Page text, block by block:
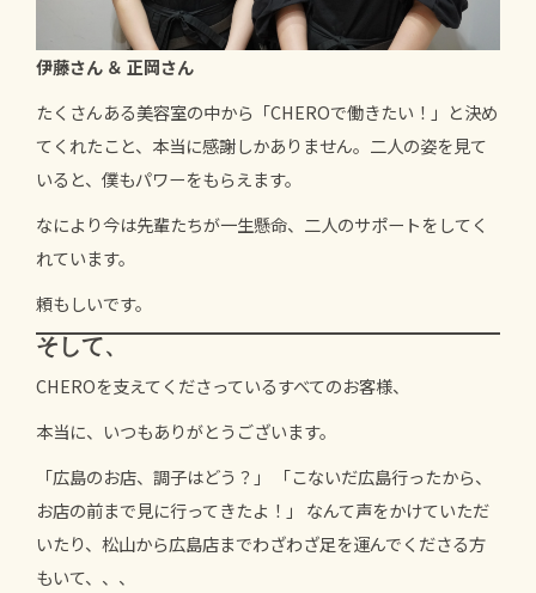
伊藤さん ＆ 正岡さん
たくさんある美容室の中から「CHEROで働きたい！」と決め
てくれたこと、本当に感謝しかありません。二人の姿を見て
いると、僕もパワーをもらえます。
なにより今は先輩たちが一生懸命、二人のサポートをしてく
れています。
頼もしいです。
そして、
CHEROを支えてくださっているすべてのお客様、
本当に、いつもありがとうございます。
「広島のお店、調子はどう？」 「こないだ広島行ったから、
お店の前まで見に行ってきたよ！」 なんて声をかけていただ
いたり、松山から広島店までわざわざ足を運んでくださる方
もいて、、、